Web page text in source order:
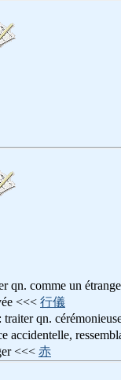
comme un
<<< 行儀
qn.
<<< 赤